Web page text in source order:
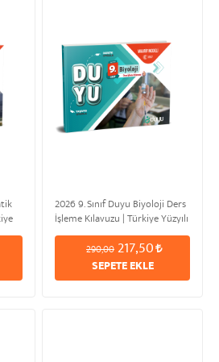
2026 9. Sınıf Duyu Biyoloji Ders
İşleme Kılavuzu | Türkiye Yüzyılı
& Maarif Modeli
290,00 217,50
SEPETE EKLE